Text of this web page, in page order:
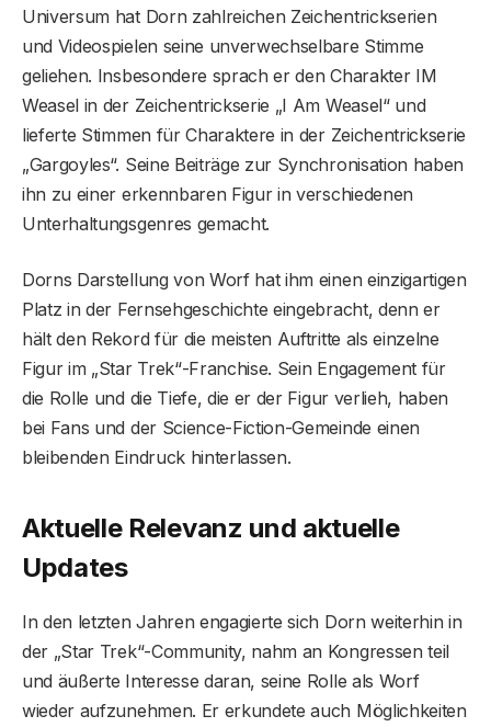
Universum hat Dorn zahlreichen Zeichentrickserien
und Videospielen seine unverwechselbare Stimme
geliehen. Insbesondere sprach er den Charakter IM
Weasel in der Zeichentrickserie „I Am Weasel“ und
lieferte Stimmen für Charaktere in der Zeichentrickserie
„Gargoyles“. Seine Beiträge zur Synchronisation haben
ihn zu einer erkennbaren Figur in verschiedenen
Unterhaltungsgenres gemacht.
Dorns Darstellung von Worf hat ihm einen einzigartigen
Platz in der Fernsehgeschichte eingebracht, denn er
hält den Rekord für die meisten Auftritte als einzelne
Figur im „Star Trek“-Franchise. Sein Engagement für
die Rolle und die Tiefe, die er der Figur verlieh, haben
bei Fans und der Science-Fiction-Gemeinde einen
bleibenden Eindruck hinterlassen.
Aktuelle Relevanz und aktuelle
Updates
In den letzten Jahren engagierte sich Dorn weiterhin in
der „Star Trek“-Community, nahm an Kongressen teil
und äußerte Interesse daran, seine Rolle als Worf
wieder aufzunehmen. Er erkundete auch Möglichkeiten